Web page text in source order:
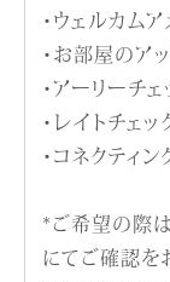
・ウェルカム
・お部屋のア
・アーリーチ
・レイトチェッ
・コネクティ
*ご希望の際
にてご確認を